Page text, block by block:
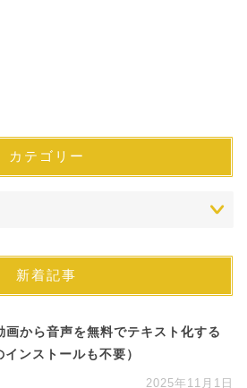
カテゴリー
新着記事
から音声を無料でテキスト化する
ンストールも不要）
2025年11月1日